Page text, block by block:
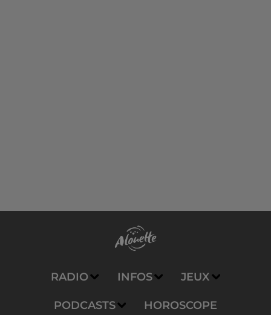
RADIO INFOS JEUX
PODCASTS HOROSCOPE